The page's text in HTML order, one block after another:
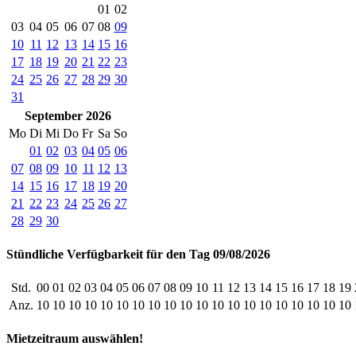
01 02
03 04 05 06 07 08 09
10 11 12 13 14 15 16
17 18 19 20 21 22 23
24 25 26 27 28 29 30
31
September 2026
Mo Di Mi Do Fr Sa So
01 02 03 04 05 06
07 08 09 10 11 12 13
14 15 16 17 18 19 20
21
22 23 24 25 26 27
28 29 30
Stündliche Verfügbarkeit für den Tag 09/08/2026
Std. 00 01 02 03 04 05 06 07 08 09 10 11 12 13 14 15 16 17 18 19
Anz. 10 10 10 10 10 10 10 10 10 10 10 10 10 10 10 10 10 10 10 10
Mietzeitraum auswählen!